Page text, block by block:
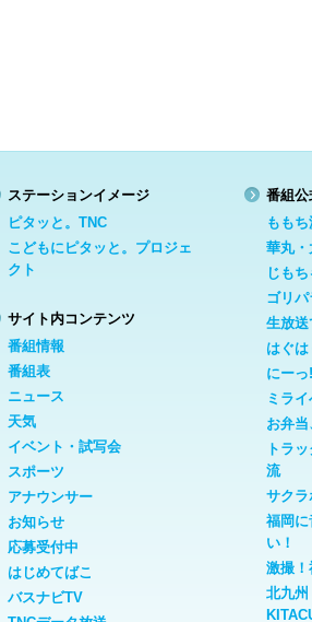
ステーションイメージ
ピタッと。TNC
こどもにピタッと。プロジェ
クト
サイト内コンテンツ
番組情報
番組表
ニュース
天気
イベント・試写会
スポーツ
アナウンサー
お知らせ
応募受付中
はじめてばこ
バスナビTV
番組公
もも
華丸・
じも
ゴリ
生放送
はぐは
にーっ
ミラ
お弁当
トラ
流
サクラ
福岡に
い！
激撮！
北九